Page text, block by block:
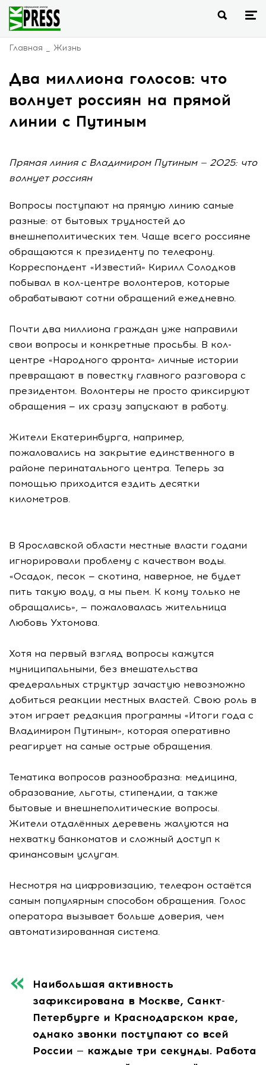
Главная Жизнь
Два миллиона голосов: что
волнует россиян на прямой
линии с Путиным
Прямая линия с Владимиром Путиным — 2025: что
волнует россиян
Вопросы поступают на прямую линию самые
разные: от бытовых трудностей до
внешнеполитических тем. Чаще всего россияне
обращаются к президенту по телефону.
Корреспондент «Известий» Кирилл Солодков
побывал в кол-центре волонтеров, которые
обрабатывают сотни обращений ежедневно.
Почти два миллиона граждан уже направили
свои вопросы и конкретные просьбы. В кол-
центре «Народного фронта» личные истории
превращают в повестку главного разговора с
президентом. Волонтеры не просто фиксируют
обращения — их сразу запускают в работу.
Жители Екатеринбурга, например,
пожаловались на закрытие единственного в
районе перинатального центра. Теперь за
помощью приходится ездить десятки
километров.
В Ярославской области местные власти годами
игнорировали проблему с качеством воды.
«Осадок, песок — скотина, наверное, не будет
пить такую воду, а мы пьем. К кому только не
обращались», — пожаловалась жительница
Любовь Ухтомова.
Хотя на первый взгляд вопросы кажутся
муниципальными, без вмешательства
федеральных структур зачастую невозможно
добиться реакции местных властей. Свою роль в
этом играет редакция программы «Итоги года с
Владимиром Путиным», которая оперативно
реагирует на самые острые обращения.
Тематика вопросов разнообразна: медицина,
образование, льготы, стипендии, а также
бытовые и внешнеполитические вопросы.
Жители отдалённых деревень жалуются на
нехватку банкоматов и сложный доступ к
финансовым услугам.
Несмотря на цифровизацию, телефон остаётся
самым популярным способом обращения. Голос
оператора вызывает больше доверия, чем
автоматизированная система.
Наибольшая активность
зафиксирована в Москве, Санкт-
Петербурге и Краснодарском крае,
однако звонки поступают со всей
России — каждые три секунды. Работа